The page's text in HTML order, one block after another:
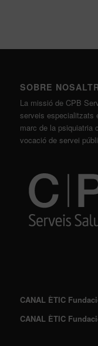
SOBRE
La missió de CPB
serveis especialitzats
marc de la psiquiatria
vocació de servei
CANAL ÈTIC
CANAL ÈTIC